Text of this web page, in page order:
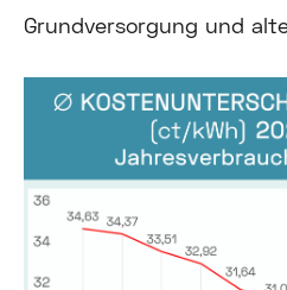
Grundversorgung und